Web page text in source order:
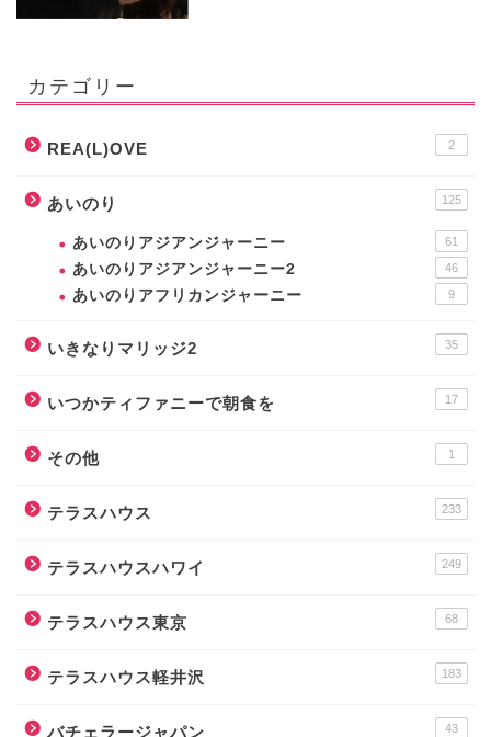
カテゴリー
REA(L)OVE 2
あいのり 125
あいのりアジアンジャーニー 61
あいのりアジアンジャーニー2 46
あいのりアフリカンジャーニー 9
いきなりマリッジ2 35
いつかティファニーで朝食を 17
その他 1
テラスハウス 233
テラスハウスハワイ 249
テラスハウス東京 68
テラスハウス軽井沢 183
バチェラージャパン 43